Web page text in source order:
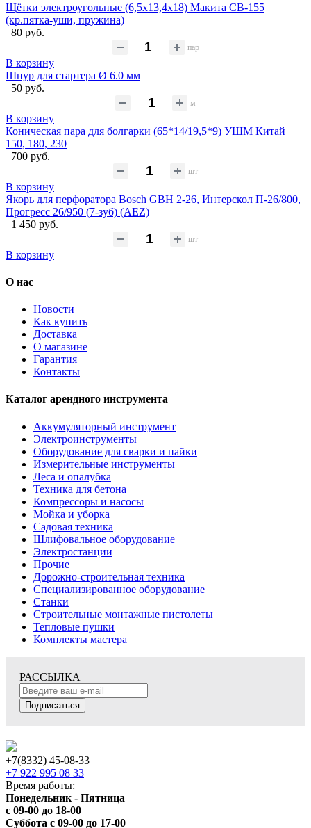
Щётки электроугольные (6,5х13,4х18) Макита CB-155
(кр.пятка-уши, пружина)
80 руб.
пар
В корзину
Шнур для стартера Ø 6.0 мм
50 руб.
м
В корзину
Коническая пара для болгарки (65*14/19,5*9) УШМ Китай
150, 180, 230
700 руб.
шт
В корзину
Якорь для перфоратора Bosch GBH 2-26, Интерскол П-26/800,
Прогресс 26/950 (7-зуб) (AEZ)
1 450 руб.
шт
В корзину
О нас
Новости
Как купить
Доставка
О магазине
Гарантия
Контакты
Каталог арендного инструмента
Аккумуляторный инструмент
Электроинструменты
Оборудование для сварки и пайки
Измерительные инструменты
Леса и опалубка
Техника для бетона
Компрессоры и насосы
Мойка и уборка
Садовая техника
Шлифовальное оборудование
Электростанции
Прочие
Дорожно-строительная техника
Специализированное оборудование
Станки
Строительные монтажные пистолеты
Тепловые пушки
Комплекты мастера
РАССЫЛКА
Подписаться
+7(8332) 45-08-33
+7 922 995 08 33
Время работы:
Понедельник - Пятница
с 09-00 до 18-00
Суббота с 09-00 до 17-00